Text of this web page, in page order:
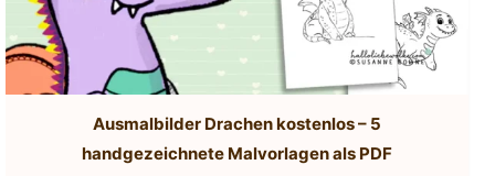
Ausmalbilder Drachen kostenlos – 5
handgezeichnete Malvorlagen als PDF